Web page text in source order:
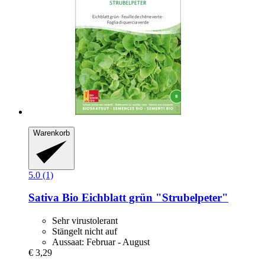
Warenkorb
5.0 (1)
Sativa Bio Eichblatt grün "Strubelpeter"
Sehr virustolerant
Stängelt nicht auf
Aussaat: Februar - August
€ 3,29